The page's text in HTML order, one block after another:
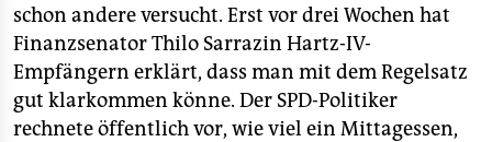
schon andere versucht. Erst vor drei Wochen hat
Finanzsenator Thilo Sarrazin Hartz-IV-
Empfängern erklärt, dass man mit dem Regelsatz
gut klarkommen könne. Der SPD-Politiker
rechnete öffentlich vor, wie viel ein Mittagessen,